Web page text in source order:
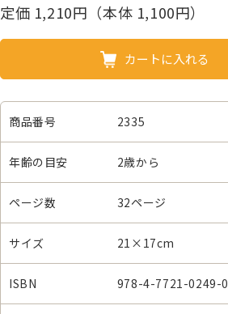
定価 1,210円（本体 1,100円）
カートに入れる
商品番号 2335
年齢の目安 2歳から
ページ数 32ページ
サイズ 21×17cm
ISBN 978-4-7721-0249-0